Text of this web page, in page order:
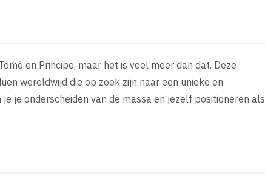
en Principe, maar het is veel meer dan dat. Deze
wereldwijd die op zoek zijn naar een unieke en
je onderscheiden van de massa en jezelf positioneren als